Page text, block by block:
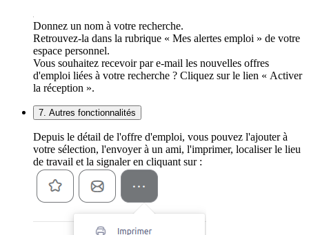
Donnez un nom à votre recherche.
Retrouvez-la dans la rubrique « Mes alertes emploi » de votre
espace personnel.
Vous souhaitez recevoir par e-mail les nouvelles offres
d'emploi liées à votre recherche ? Cliquez sur le lien « Activer
la réception ».
7. Autres fonctionnalités
Depuis le détail de l'offre d'emploi, vous pouvez l'ajouter à
votre sélection, l'envoyer à un ami, l'imprimer, localiser le lieu
de travail et la signaler en cliquant sur :